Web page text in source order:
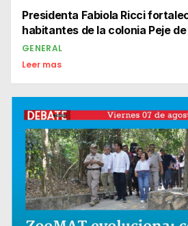
Presidenta Fabiola Ricci
habitantes de la colonia Peje
GENERAL
Leer mas